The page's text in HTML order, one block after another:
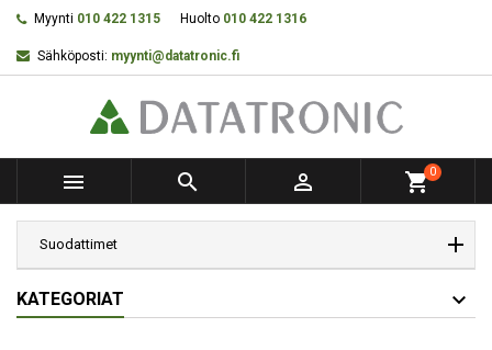
Myynti 010 422 1315 Huolto 010 422 1316
Sähköposti: myynti@datatronic.fi
   shopping_cart0
Suodattimet
KATEGORIAT